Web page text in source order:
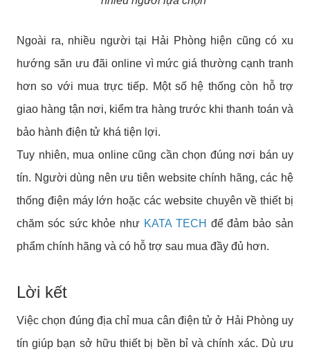
Ngoài ra, nhiều người tại Hải Phòng hiện cũng có xu
hướng săn ưu đãi online vì mức giá thường cạnh tranh
hơn so với mua trực tiếp. Một số hệ thống còn hỗ trợ
giao hàng tận nơi, kiểm tra hàng trước khi thanh toán và
bảo hành điện tử khá tiện lợi.
Tuy nhiên, mua online cũng cần chọn đúng nơi bán uy
tín. Người dùng nên ưu tiên website chính hãng, các hệ
thống điện máy lớn hoặc các website chuyên về thiết bị
chăm sóc sức khỏe như KATA TECH để đảm bảo sản
phẩm chính hãng và có hỗ trợ sau mua đầy đủ hơn.
Lời kết
Việc chọn đúng địa chỉ mua cân điện tử ở Hải Phòng uy
tín giúp bạn sở hữu thiết bị bền bỉ và chính xác. Dù ưu